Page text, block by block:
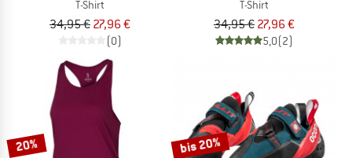
T-Shirt
34,95 € 27,96 €
(0)
T-Shirt
34,95 € 27,96 €
5,0(2)
20% bis 20%